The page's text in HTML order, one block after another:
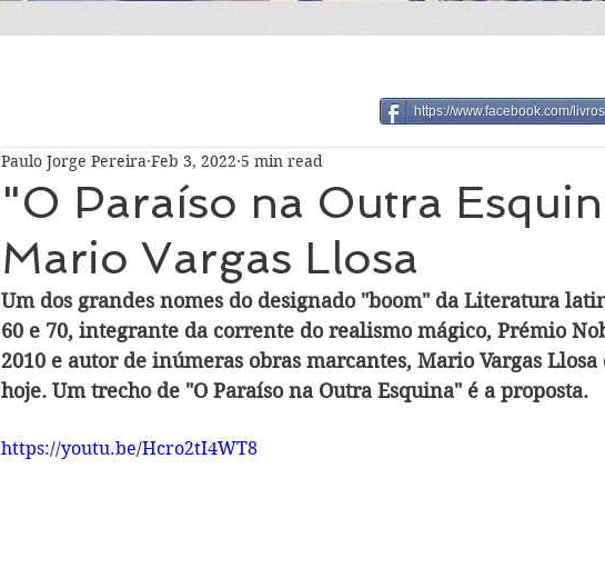
"O Paraíso na Outra
Mario Vargas Llosa
Paulo Jorge Pereira Feb 3, 2022 5 min read
Um dos grandes nomes do designado "boom" da Literatura
60 e 70, integrante da corrente do realismo mágico, Prémio
2010 e autor de inúmeras obras marcantes, Mario Vargas
hoje. Um trecho de "O Paraíso na Outra Esquina" é a proposta.
https://youtu.be/Hcro2tI4WT8
https://www.facebook.com/